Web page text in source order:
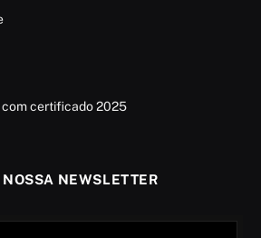
certificado 2025
NEWSLETTER